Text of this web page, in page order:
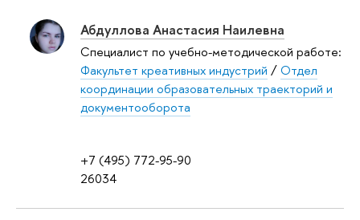
+7 (495) 772-95-90
26034
Абдуллова Анастасия Наилевна
Специалист по учебно-методической работе:
Факультет креативных индустрий /Отдел
координации образовательных траекторий и
документооборота